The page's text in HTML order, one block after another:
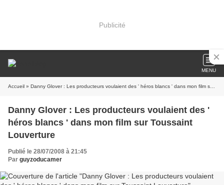
Publicité
MENU
Accueil » Danny Glover : Les producteurs voulaient des ' héros blancs ' dans mon film sur Toussaint Louverture
Danny Glover : Les producteurs voulaient des '
héros blancs ' dans mon film sur Toussaint
Louverture
Publié le 28/07/2008 à 21:45
Par guyzoducamer